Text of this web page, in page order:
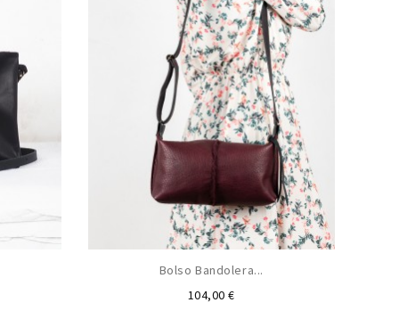
Bolso Bandolera...
104,00 €Precio